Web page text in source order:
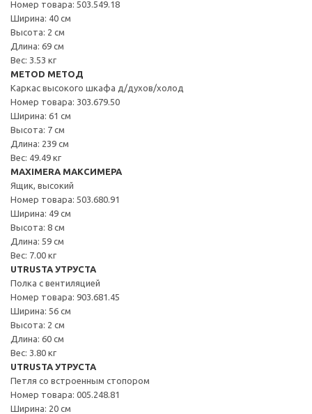
Номер товара: 503.549.18
Ширина: 40 см
Высота: 2 см
Длина: 69 см
Вес: 3.53 кг
METOD МЕТОД
Каркас высокого шкафа д/духов/холод
Номер товара: 303.679.50
Ширина: 61 см
Высота: 7 см
Длина: 239 см
Вес: 49.49 кг
MAXIMERA МАКСИМЕРА
Ящик, высокий
Номер товара: 503.680.91
Ширина: 49 см
Высота: 8 см
Длина: 59 см
Вес: 7.00 кг
UTRUSTA УТРУСТА
Полка с вентиляцией
Номер товара: 903.681.45
Ширина: 56 см
Высота: 2 см
Длина: 60 см
Вес: 3.80 кг
UTRUSTA УТРУСТА
Петля со встроенным стопором
Номер товара: 005.248.81
Ширина: 20 см